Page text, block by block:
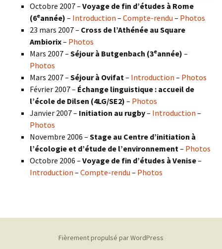
Octobre 2007 – Voyage de fin d’études à Rome
(6eannée) – Introduction – Compte-rendu – Photos
23 mars 2007 – Cross de l’Athénée au Square
Ambiorix– Photos
Mars 2007 – Séjour à Butgenbach (3eannée) –
Photos
Mars 2007 – Séjour à Ovifat – Introduction – Photos
Février 2007 – Échange linguistique : accueil de
l’école de Dilsen (4LG/SE2) – Photos
Janvier 2007 – Initiation au rugby– Introduction –
Photos
Novembre 2006 – Stage au Centre d’initiation à
l’écologie et d’étude de l’environnement – Photos
Octobre 2006 – Voyage de fin d’études à Venise–
Introduction – Compte-rendu – Photos
Fièrement propulsé par WordPress